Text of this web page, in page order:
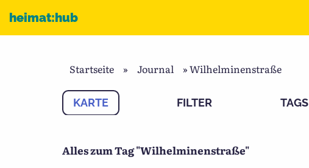
heimat:hub
Startseite » Journal »Wilhelminenstraße
KARTE FILTER TAGS
Alles zum Tag "Wilhelminenstraße"